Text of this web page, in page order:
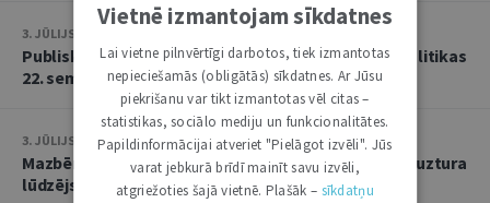
3. JŪLIJS • 18:23
Publisko tiesību institūta konstitucionālās tiesībpolitikas
22. seminārs
3. JŪLIJS • 14:45
Mazbērniem nav pienākuma uzturēt vecvecākus, ja uztura
lūdzējs nav par viņiem rūpējies
Vietnē izmantojam sīkdatnes
Lai vietne pilnvērtīgi darbotos, tiek izmantotas
nepieciešamās (obligātās) sīkdatnes. Ar Jūsu
piekrišanu var tikt izmantotas vēl citas –
statistikas, sociālo mediju un funkcionalitātes.
Papildinformācijai atveriet "Pielāgot izvēli". Jūs
varat jebkurā brīdī mainīt savu izvēli,
atgriežoties šajā vietnē. Plašāk – sīkdatņu